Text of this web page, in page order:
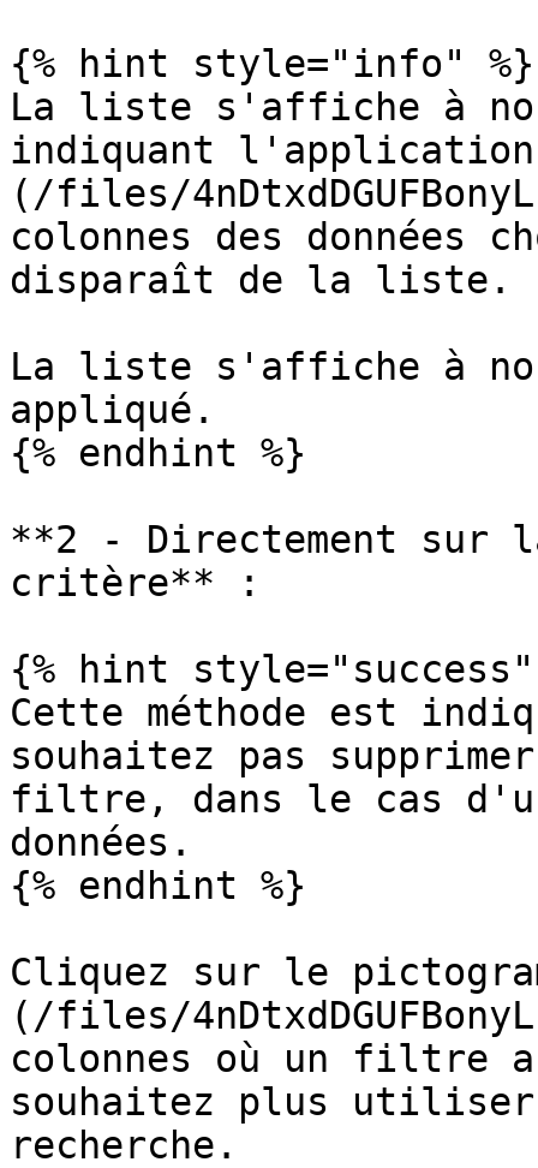
{% hint style="info" %}
La liste s'affiche à
indiquant
(/files/
colonnes des données
disparaît de la liste.
La liste s'affiche à
appliqué.
{% endhint %}
**2 - Directement
critère** :
{% hint style="success"
Cette méthode est
souhaitez pas
filtre, dans le cas
données.
{% endhint %}
Cliquez sur le
(/files/
colonnes où un filtre
souhaitez plus utiliser
recherche.